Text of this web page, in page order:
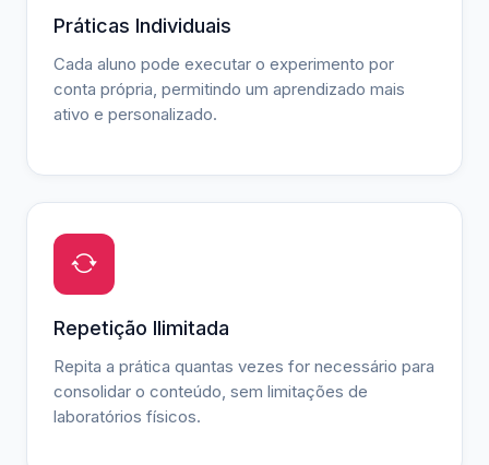
Práticas Individuais
Cada aluno pode executar o experimento por
conta própria, permitindo um aprendizado mais
ativo e personalizado.
Repetição Ilimitada
Repita a prática quantas vezes for necessário para
consolidar o conteúdo, sem limitações de
laboratórios físicos.